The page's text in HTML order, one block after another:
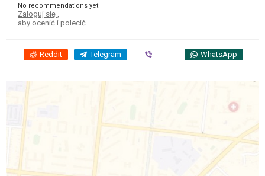
No recommendations yet
Zaloguj się
aby ocenić i polecić
Reddit Telegram WhatsApp